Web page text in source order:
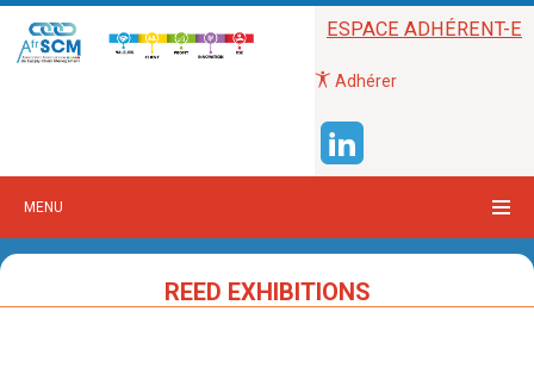
ESPACE ADHÉRENT-E
Adhérer
MENU
REED EXHIBITIONS